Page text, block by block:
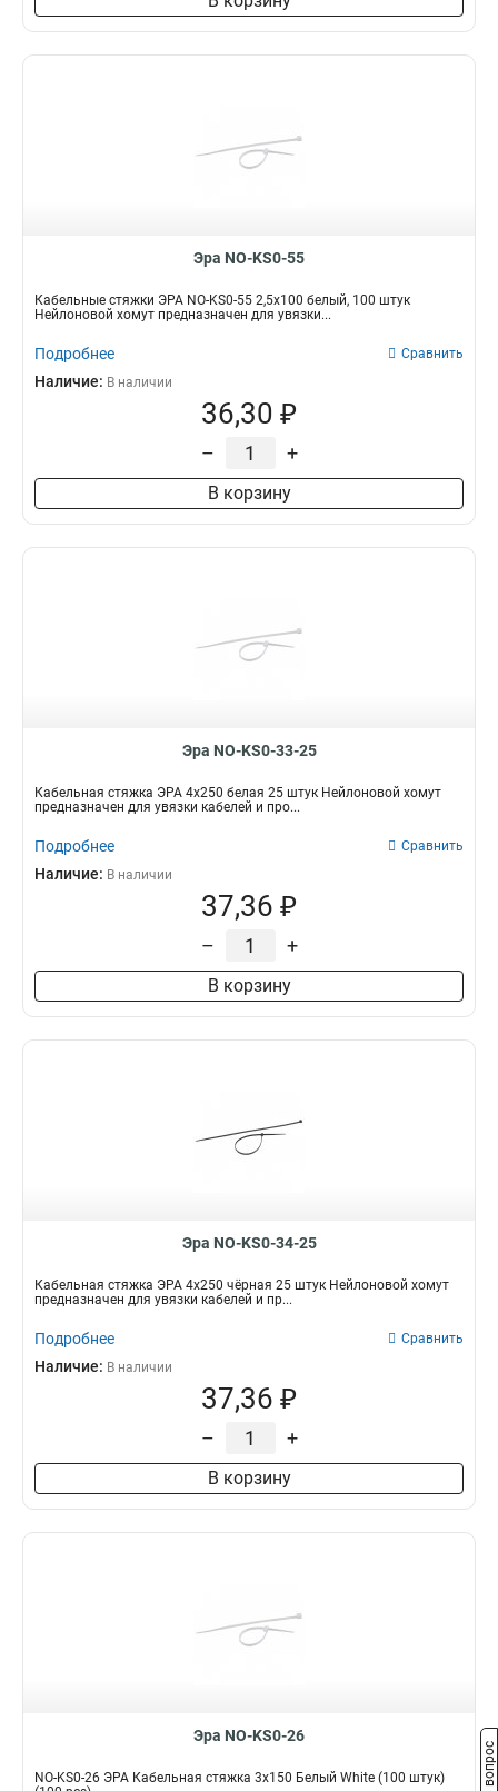
Эра NO-KS0-55
Кабельные стяжки ЭРА NO-KS0-55 2,5х100 белый, 100 штук
Нейлоновой хомут предназначен для увязки...
Подробнее Сравнить
Наличие: В наличии
36,30 ₽
– +
В корзину
Эра NO-KS0-33-25
Кабельная стяжка ЭРА 4x250 белая 25 штук Нейлоновой хомут
предназначен для увязки кабелей и про...
Подробнее Сравнить
Наличие: В наличии
37,36 ₽
– +
В корзину
Эра NO-KS0-34-25
Кабельная стяжка ЭРА 4x250 чёрная 25 штук Нейлоновой хомут
предназначен для увязки кабелей и пр...
Подробнее Сравнить
Наличие: В наличии
37,36 ₽
– +
В корзину
Эра NO-KS0-26
NO-KS0-26 ЭРА Кабельная стяжка 3х150 Белый White (100 штук)